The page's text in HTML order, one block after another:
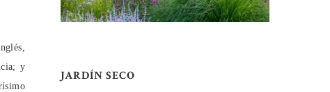
y
JARDÍN SECO